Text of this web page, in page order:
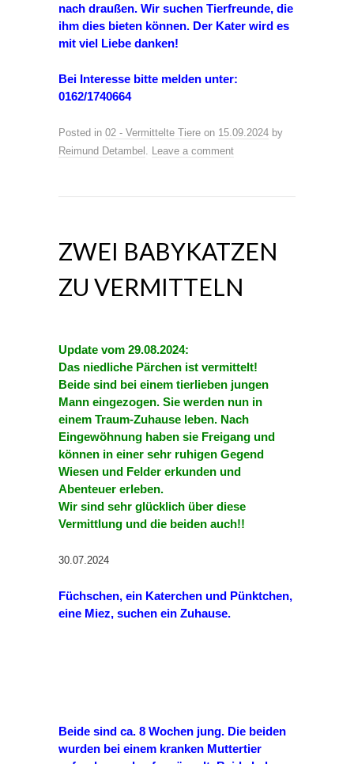
nach draußen. Wir suchen Tierfreunde, die
ihm dies bieten können. Der Kater wird es
mit viel Liebe danken!
Bei Interesse bitte melden unter:
0162/1740664
Posted in 02 - Vermittelte Tiere on 15.09.2024 by
Reimund Detambel . Leave a comment
ZWEI BABYKATZEN
ZU VERMITTELN
Update vom 29.08.2024:
Das niedliche Pärchen ist vermittelt!
Beide sind bei einem tierlieben jungen
Mann eingezogen. Sie werden nun in
einem Traum-Zuhause leben. Nach
Eingewöhnung haben sie Freigang und
können in einer sehr ruhigen Gegend
Wiesen und Felder erkunden und
Abenteuer erleben.
Wir sind sehr glücklich über diese
Vermittlung und die beiden auch!!
30.07.2024
Füchschen, ein Katerchen und Pünktchen,
eine Miez, suchen ein Zuhause.
Beide sind ca. 8 Wochen jung. Die beiden
wurden bei einem kranken Muttertier